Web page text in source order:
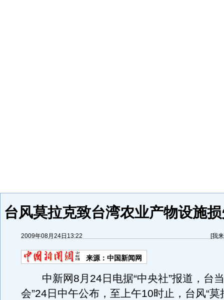
台风莫拉克致台湾农业产物设施
2009年08月24日13:22 [我
来源： 中国新闻网
中新网8月24日电据“中央社”报道，台当
会”24日中午公布，至上午10时止，台风“莫